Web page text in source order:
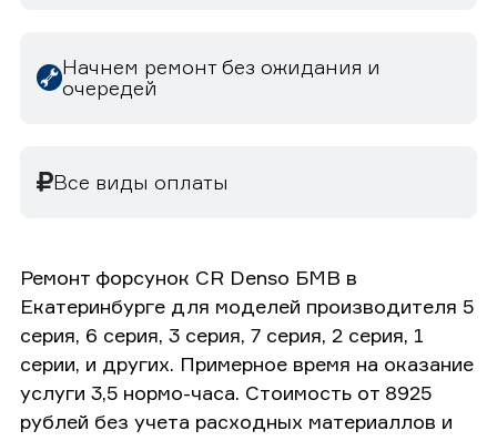
Начнем ремонт без ожидания и
очередей
Все виды оплаты
Ремонт форсунок CR Denso БМВ в
Екатеринбурге для моделей производителя 5
серия, 6 серия, 3 серия, 7 серия, 2 серия, 1
серии, и других. Примерное время на оказание
услуги 3,5 нормо-часа. Стоимость от 8925
рублей без учета расходных материаллов и